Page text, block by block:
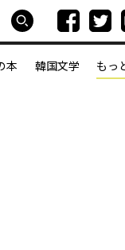
本 韓国文学 もっ